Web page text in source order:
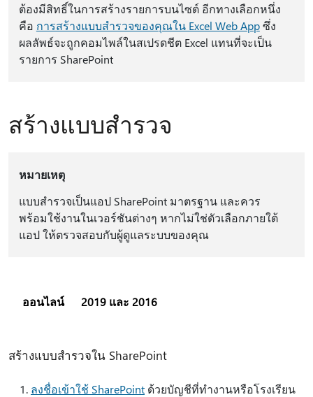
ต้องมีสิทธิ์ในการสร้างรายการบนไซต์ อีกทางเลือกหนึ่ง
คือ การสร้างแบบสํารวจของคุณใน Excel Web Appซึ่ง
ผลลัพธ์จะถูกคอมไพล์ในสเปรดชีต Excel แทนที่จะเป็น
รายการ SharePoint
สร้างแบบสำรวจ
หมายเหตุ
แบบสํารวจเป็นแอป SharePoint มาตรฐาน และควร
พร้อมใช้งานในเวอร์ชันต่างๆ หากไม่ใช่ตัวเลือกภายใต้
แอป ให้ตรวจสอบกับผู้ดูแลระบบของคุณ
ออนไลน์ 2019 และ 2016
สร้างแบบสํารวจใน SharePoint
ลงชื่อเข้าใช้ SharePoint ด้วยบัญชีที่ทํางานหรือโรงเรียน